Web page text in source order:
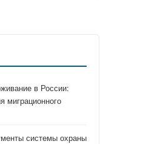
в России:
миграционного
системы охраны